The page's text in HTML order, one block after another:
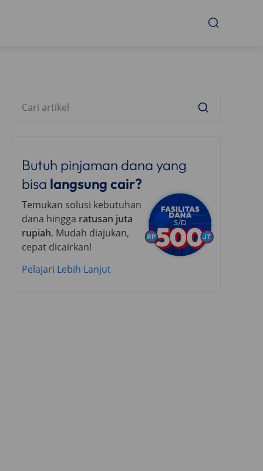
Butuh pinjaman dana yang
bisa langsung cair?
Temukan solusi kebutuhan
dana hingga ratusan juta
rupiah. Mudah diajukan,
cepat dicairkan!
Pelajari Lebih Lanjut